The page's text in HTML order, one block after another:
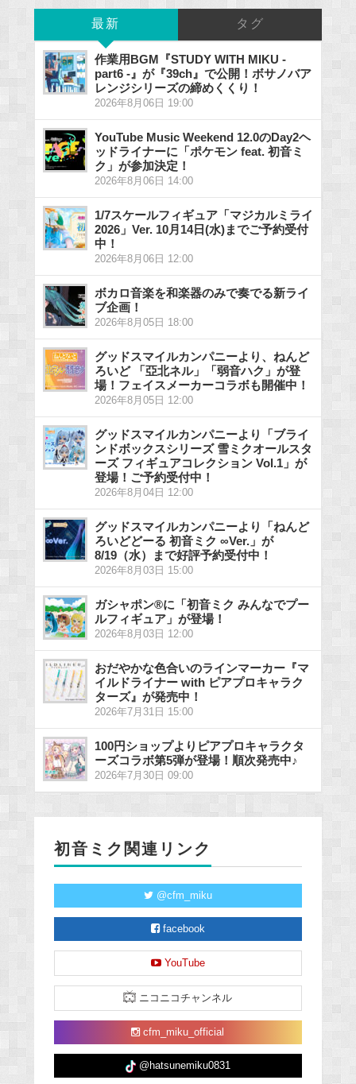
最新 タグ
作業用BGM『STUDY WITH MIKU -
part6 -』が『39ch』で公開！ボサノバア
レンジシリーズの締めくくり！
2026年8月06日 19:00
YouTube Music Weekend 12.0のDay2ヘ
ッドライナーに「ポケモン feat. 初音ミ
ク」が参加決定！
2026年8月06日 14:00
1/7スケールフィギュア「マジカルミライ
2026」Ver. 10月14日(水)までご予約受付
中！
2026年8月06日 12:00
ボカロ音楽を和楽器のみで奏でる新ライ
ブ企画！
2026年8月05日 18:00
グッドスマイルカンパニーより、ねんど
ろいど 「亞北ネル」「弱音ハク」が登
場！フェイスメーカーコラボも開催中！
2026年8月05日 12:00
グッドスマイルカンパニーより「ブライ
ンドボックスシリーズ 雪ミクオールスタ
ーズ フィギュアコレクション Vol.1」が
登場！ご予約受付中！
2026年8月04日 12:00
グッドスマイルカンパニーより「ねんど
ろいどどーる 初音ミク ∞Ver.」が
8/19（水）まで好評予約受付中！
2026年8月03日 15:00
ガシャポン®に「初音ミク みんなでプー
ルフィギュア」が登場！
2026年8月03日 12:00
おだやかな色合いのラインマーカー『マ
イルドライナー with ピアプロキャラク
ターズ』が発売中！
2026年7月31日 15:00
100円ショップよりピアプロキャラクタ
ーズコラボ第5弾が登場！順次発売中♪
2026年7月30日 09:00
初音ミク関連リンク
@cfm_miku
facebook
YouTube
ニコニコチャンネル
cfm_miku_official
@hatsunemiku0831